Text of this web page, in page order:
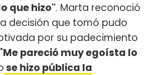
que hizo". Marta reconoció
decisión que tomó pudo
por su padecimiento
Me pareció muy egoísta lo
se hizo pública la